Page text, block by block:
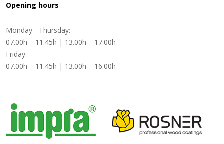
Opening hours
Monday - Thursday:
07.00h – 11.45h | 13.00h – 17.00h
Friday:
07.00h – 11.45h | 13.00h – 16.00h